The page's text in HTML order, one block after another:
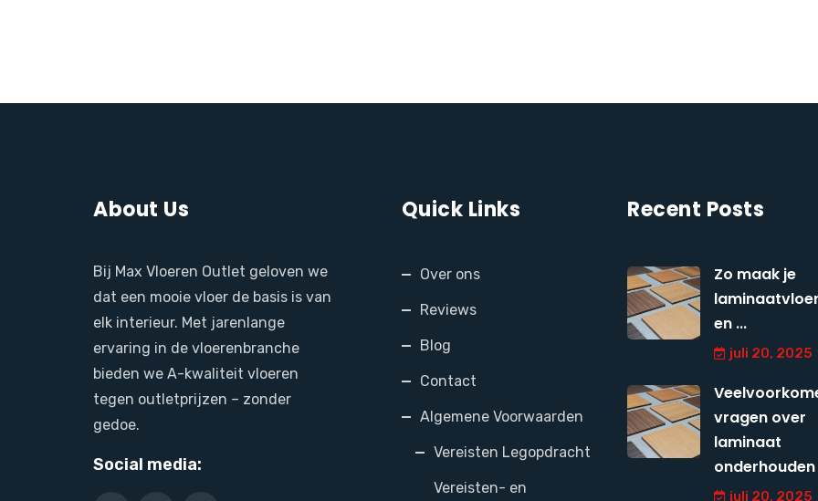
About Us
Bij Max Vloeren Outlet geloven we
dat een mooie vloer de basis is van
elk interieur. Met jarenlange
ervaring in de vloerenbranche
bieden we A-kwaliteit vloeren
tegen outletprijzen – zonder
gedoe.
Social media:
Quick Links
Over ons
Reviews
Blog
Contact
Algemene Voorwaarden
Vereisten Legopdracht
Vereisten- en
Recent Posts
Zo maak je
en ...
juli 20, 2025
vragen over
laminaat
onderhouden
juli 20, 2025